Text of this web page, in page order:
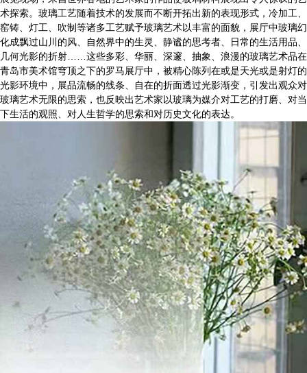
术探索。玻璃工艺随着技术的发展而不断开拓出新的表现形式，冷加工、
窑铸、灯工、吹制等诸多工艺赋予玻璃艺术以丰富的面貌，展厅中玻璃幻
化成飘过山川的风、自然界中的生灵、静谧的思考者、日常的生活用品、
几何光影的折射……这些多彩、华丽、深邃、抽象、浪漫的玻璃艺术品在
青岛市美术馆穹顶之下的罗马展厅中，被精心陈列在或是天光或是射灯的
光影环境中，展品流畅的线条、自在的折面透过光影渐变，引发出观众对
玻璃艺术无限的思索，也反映出艺术家以玻璃为媒介对工艺的打磨、对当
下生活的观照、对人生哲学的思索和对历史文化的表达。